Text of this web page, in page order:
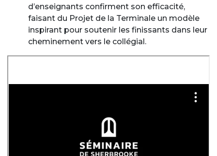
d’enseignants confirment son efficacité,
faisant du Projet de la Terminale un modèle
inspirant pour soutenir les finissants dans leur
cheminement vers le collégial.